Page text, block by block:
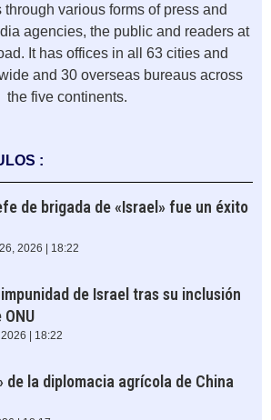
various forms of press and
agencies, the public and readers at
It has offices in all 63 cities and
and 30 overseas bureaus across
the five continents.
:
de brigada de «Israel» fue un éxito
2026 | 18:22
de Israel tras su inclusión
| 18:22
de la diplomacia agrícola de China